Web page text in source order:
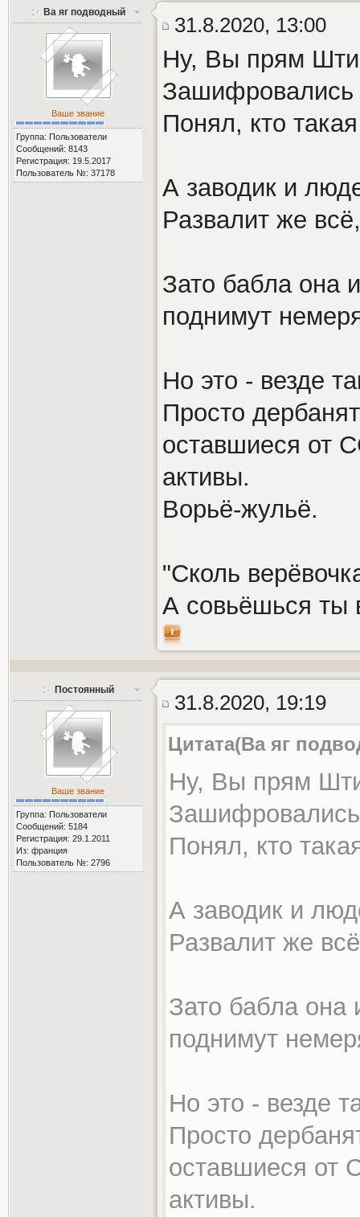
Ва яг подводный
Ваше звание
Группа: Пользователи
Сообщений: 8143
Регистрация: 19.5.2017
Пользователь №: 37178
31.8.2020, 13:00
Ну, Вы прям
Зашифровались
Понял, кто
А заводик и
Развалит же
Зато бабла она
поднимут
Но это - везде
Просто дербанят
оставшиеся от
активы.
Ворьё-жульё.
"Сколь
А совьёшься ты
Постоянный
Ваше звание
Группа: Пользователи
Сообщений: 5184
Регистрация: 29.1.2011
Из: франция
Пользователь №: 2796
31.8.2020, 19:19
Цитата(Ва яг
Ну, Вы прям
Понял, кто
А заводик и
Развалит же
Зато бабла она
поднимут
Но это - везде
Просто
оставшиеся от
активы.